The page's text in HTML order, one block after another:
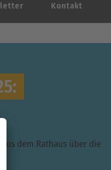
Kontakt
dem Rathaus über die